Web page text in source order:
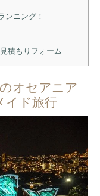
ンニング！
積もりフォーム
オセアニア
イド旅行